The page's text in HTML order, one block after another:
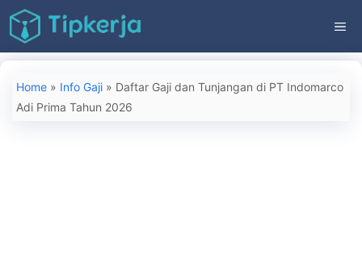
Langsung
ke
isi
Home » Info Gaji » Daftar Gaji dan Tunjangan di PT Indomarco
Adi Prima Tahun 2026